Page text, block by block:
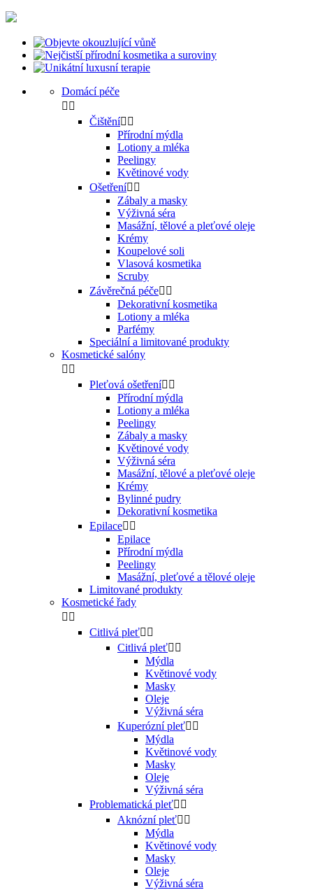
Domácí péče
 
Čištění 
Přírodní mýdla
Lotiony a mléka
Peelingy
Květinové vody
Ošetření 
Zábaly a masky
Výživná séra
Masážní, tělové a pleťové oleje
Krémy
Koupelové soli
Vlasová kosmetika
Scruby
Závěrečná péče 
Dekorativní kosmetika
Lotiony a mléka
Parfémy
Speciální a limitované produkty
Kosmetické salóny
 
Pleťová ošetření 
Přírodní mýdla
Lotiony a mléka
Peelingy
Zábaly a masky
Květinové vody
Výživná séra
Masážní, tělové a pleťové oleje
Krémy
Bylinné pudry
Dekorativní kosmetika
Epilace 
Epilace
Přírodní mýdla
Peelingy
Masážní, pleťové a tělové oleje
Limitované produkty
Kosmetické řady
 
Citlivá pleť 
Citlivá pleť 
Mýdla
Květinové vody
Masky
Oleje
Výživná séra
Kuperózní pleť 
Mýdla
Květinové vody
Masky
Oleje
Výživná séra
Problematická pleť 
Aknózní pleť 
Mýdla
Květinové vody
Masky
Oleje
Výživná séra